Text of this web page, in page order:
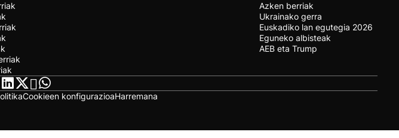
Azken berriak
Ukrainako gerra
Euskadiko lan egutegia 2026
Eguneko albisteak
AEB eta Trump
Cookieen konfigurazioaHarremana